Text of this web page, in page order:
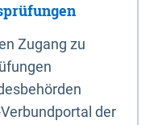
Zugang zu
der